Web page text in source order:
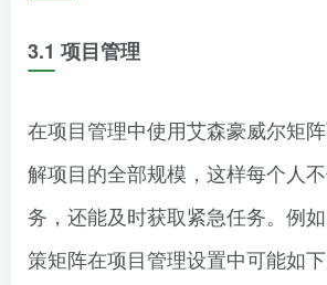
3.1 项目管理
在项目管理中使用艾森豪威尔矩
解项目的全部规模，这样每个人
务，还能及时获取紧急任务。例
策矩阵在项目管理设置中可能如下